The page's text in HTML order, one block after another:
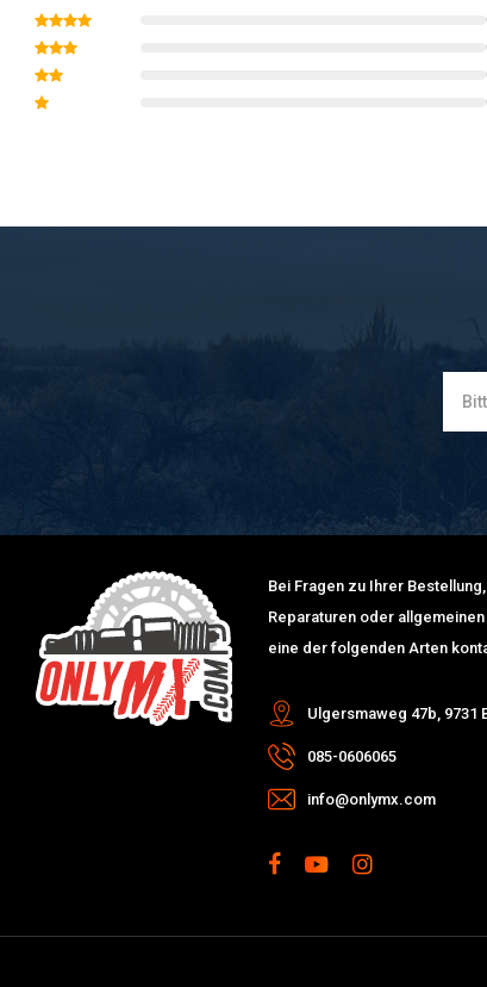
Bei Fragen zu Ihrer
Reparaturen oder
eine der folgenden Arten
Ulgersmaweg 47b, 9731
085-0606065
info@onlymx.com